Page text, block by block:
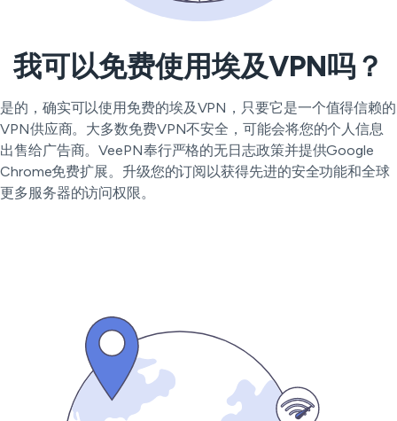
我可以免费使用埃及VPN吗？
是的，确实可以使用免费的埃及VPN，只要它是一个值得信赖的
VPN供应商。大多数免费VPN不安全，可能会将您的个人信息
出售给广告商。VeePN奉行严格的无日志政策并提供Google
Chrome免费扩展。升级您的订阅以获得先进的安全功能和全球
更多服务器的访问权限。